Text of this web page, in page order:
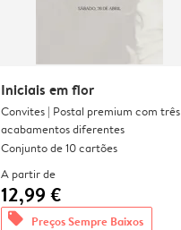
Iniciais em flor
Convites | Postal premium com três
acabamentos diferentes
Conjunto de 10 cartões
A partir de
12,99 €
offers Preços Sempre Baixos